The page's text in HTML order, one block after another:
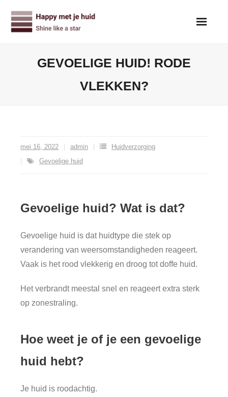
content
GEVOELIGE HUID! RODE
VLEKKEN?
mei 16, 2022 admin
Huidverzorging
Gevoelige huid
Gevoelige huid? Wat is dat?
Gevoelige huid is dat huidtype die stek op
verandering van weersomstandigheden reageert.
Vaak is het rood vlekkerig en droog tot doffe huid.
Het verbrandt meestal snel en reageert extra sterk
op zonestraling.
Hoe weet je of je een gevoelige
huid hebt?
Je huid is roodachtig.